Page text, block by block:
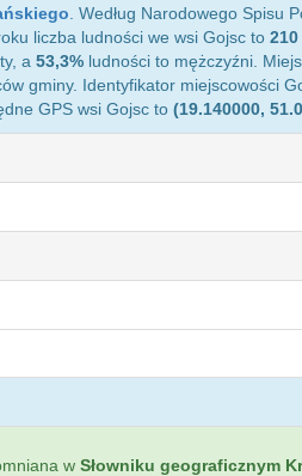
. Według Narodowego Spisu
liczba ludności we wsi Gojsc to 210
a 53,3% ludności to mężczyźni.
gminy. Identyfikator miejscowości
GPS wsi Gojsc to (19.140000,
w Słowniku geograficznym